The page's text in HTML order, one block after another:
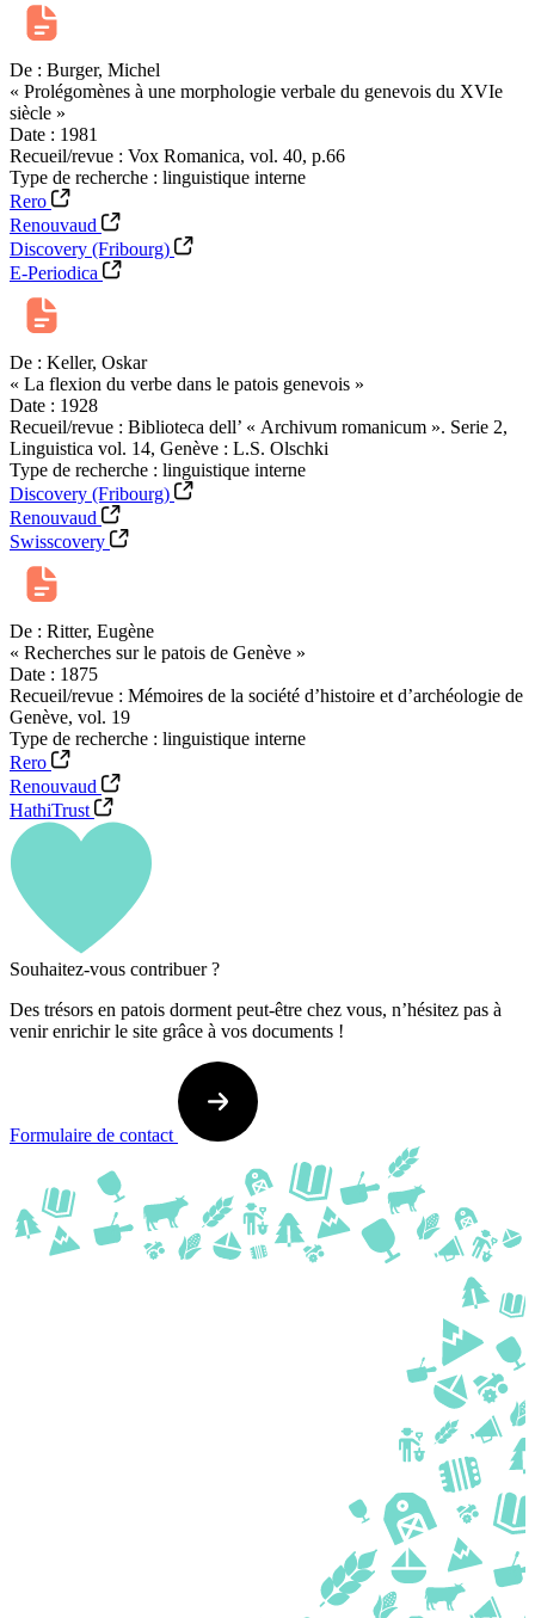
De : Burger, Michel
« Prolégomènes à une morphologie verbale du genevois du XVIe
siècle »
Date : 1981
Recueil/revue : Vox Romanica, vol. 40, p.66
Type de recherche : linguistique interne
Rero
Renouvaud
Discovery (Fribourg)
E-Periodica
De : Keller, Oskar
« La flexion du verbe dans le patois genevois »
Date : 1928
Recueil/revue : Biblioteca dell’ « Archivum romanicum ». Serie 2,
Linguistica vol. 14, Genève : L.S. Olschki
Type de recherche : linguistique interne
Discovery (Fribourg)
Renouvaud
Swisscovery
De : Ritter, Eugène
« Recherches sur le patois de Genève »
Date : 1875
Recueil/revue : Mémoires de la société d’histoire et d’archéologie de
Genève, vol. 19
Type de recherche : linguistique interne
Rero
Renouvaud
HathiTrust
Souhaitez-vous contribuer ?
Des trésors en patois dorment peut-être chez vous, n’hésitez pas à
venir enrichir le site grâce à vos documents !
Formulaire de contact